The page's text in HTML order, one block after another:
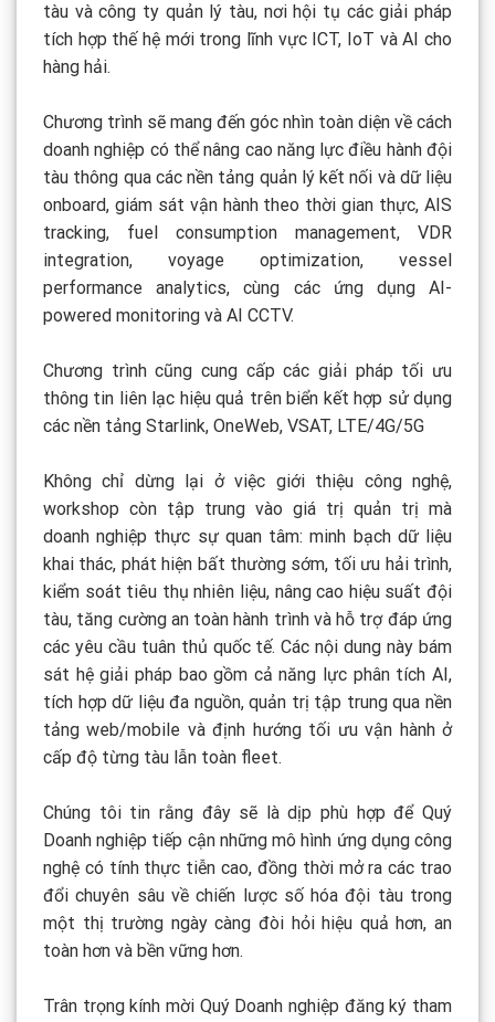
tàu và công ty quản lý tàu, nơi hội tụ các giải pháp
tích hợp thế hệ mới trong lĩnh vực ICT, IoT và AI cho
hàng hải.
Chương trình sẽ mang đến góc nhìn toàn diện về cách
doanh nghiệp có thể nâng cao năng lực điều hành đội
tàu thông qua các nền tảng quản lý kết nối và dữ liệu
onboard, giám sát vận hành theo thời gian thực, AIS
tracking, fuel consumption management, VDR
integration, voyage optimization, vessel
performance analytics, cùng các ứng dụng AI-
powered monitoring và AI CCTV.
Chương trình cũng cung cấp các giải pháp tối ưu
thông tin liên lạc hiệu quả trên biển kết hợp sử dụng
các nền tảng Starlink, OneWeb, VSAT, LTE/4G/5G
Không chỉ dừng lại ở việc giới thiệu công nghệ,
workshop còn tập trung vào giá trị quản trị mà
doanh nghiệp thực sự quan tâm: minh bạch dữ liệu
khai thác, phát hiện bất thường sớm, tối ưu hải trình,
kiểm soát tiêu thụ nhiên liệu, nâng cao hiệu suất đội
tàu, tăng cường an toàn hành trình và hỗ trợ đáp ứng
các yêu cầu tuân thủ quốc tế. Các nội dung này bám
sát hệ giải pháp bao gồm cả năng lực phân tích AI,
tích hợp dữ liệu đa nguồn, quản trị tập trung qua nền
tảng web/mobile và định hướng tối ưu vận hành ở
cấp độ từng tàu lẫn toàn fleet.
Chúng tôi tin rằng đây sẽ là dịp phù hợp để Quý
Doanh nghiệp tiếp cận những mô hình ứng dụng công
nghệ có tính thực tiễn cao, đồng thời mở ra các trao
đổi chuyên sâu về chiến lược số hóa đội tàu trong
một thị trường ngày càng đòi hỏi hiệu quả hơn, an
toàn hơn và bền vững hơn.
Trân trọng kính mời Quý Doanh nghiệp đăng ký tham